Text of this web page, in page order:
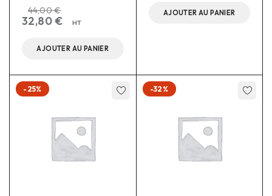
44,00€
32,80€ HT
AJOUTER AU PANIER
AJOUTER AU PANIER
-25% -32%